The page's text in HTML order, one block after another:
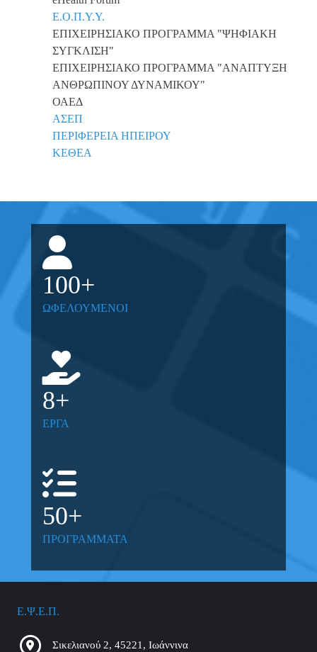
Ε.Ο.Π.Υ.Υ.
ΕΠΙΧΕΙΡΗΣΙΑΚΟ ΠΡΟΓΡΑΜΜΑ "ΨΗΦΙΑΚΗ
ΣΥΓΚΛΙΣΗ"
ΕΠΙΧΕΙΡΗΣΙΑΚΟ ΠΡΟΓΡΑΜΜΑ "ΑΝΑΠΤΥΞΗ
ΑΝΘΡΩΠΙΝΟΥ ΔΥΝΑΜΙΚΟΥ"
ΟΑΕΔ
ΑΣΕΠ
ΠΕΡΙΦΕΡΕΙΑ ΗΠΕΙΡΟΥ
ΚΕΘΕΑ
100+
ΩΦΕΛΟΥΜΕΝΟΙ
8+
ΕΡΓΑ
50+
ΠΡΟΓΡΑΜΜΑΤΑ
Ε.Ψ.Ε.Π.
Σικελιανού 2, 45221, Ιωάννινα